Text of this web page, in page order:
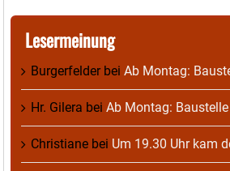
Lesermeinung
Burgerfelderbei Ab Montag:
Hr. Gilera bei Ab Montag:
Christiane bei Um 19.30 Uhr kam